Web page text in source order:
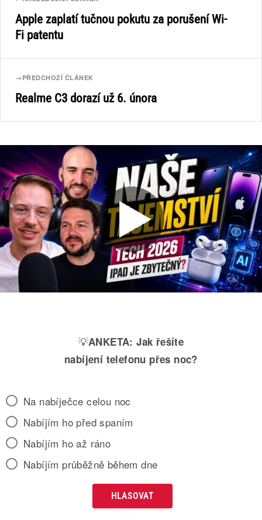
Apple zaplatí tučnou pokutu za porušení Wi-
Fi patentu
→ PŘEDCHOZÍ ČLÁNEK
Realme C3 dorazí už 6. února
💡ANKETA: Jak řešíte
nabíjení telefonu přes noc?
Na nabíječce celou noc
Nabíjím ho před spaním
Nabíjím ho až ráno
Nabíjím průběžně během dne